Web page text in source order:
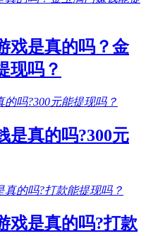
戏是真的吗？金
现吗？
是真的吗?300元
戏是真的吗?打款